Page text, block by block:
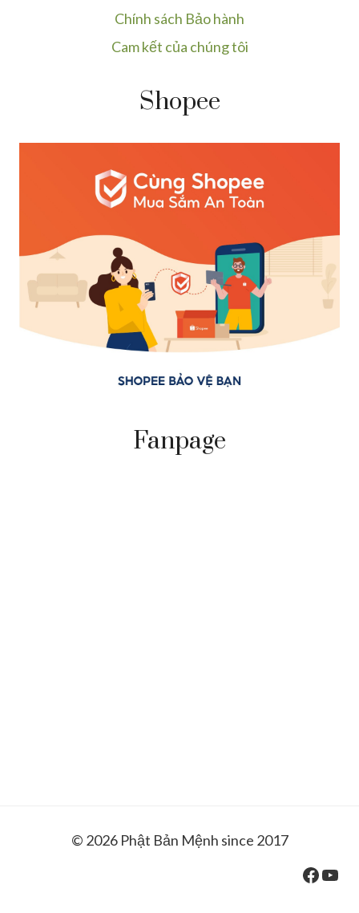
Chính sách Bảo hành
Cam kết của chúng tôi
Shopee
Fanpage
© 2026 Phật Bản Mệnh since 2017